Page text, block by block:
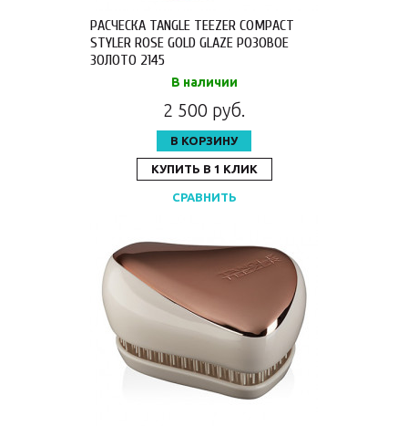
РАСЧЕСКА TANGLE TEEZER COMPACT
STYLER ROSE GOLD GLAZE РОЗОВОЕ
ЗОЛОТО 2145
В наличии
2 500 руб.
В КОРЗИНУ
КУПИТЬ В 1 КЛИК
СРАВНИТЬ